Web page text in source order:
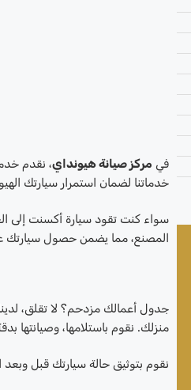
في مركز صيانة هيونداي، نقدم
خدماتنا لضمان استمرار سيارتك
سواء كنت تقود سيارة أكسنت إلى
المصنع، مما يضمن حصول سيارتك
جدول أعمالك مزدحم؟ لا تقلق،
منزلك. نقوم باستلامها، وصيانتها
نقوم بتوثيق حالة سيارتك قبل